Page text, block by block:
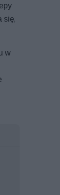
się,
w